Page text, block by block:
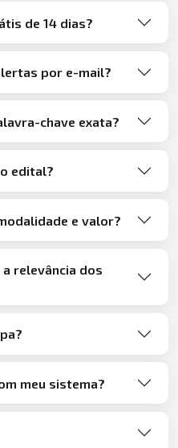
de 14 dias?
por e-mail?
chave exata?
edital?
e valor?
relevância dos
meu sistema?